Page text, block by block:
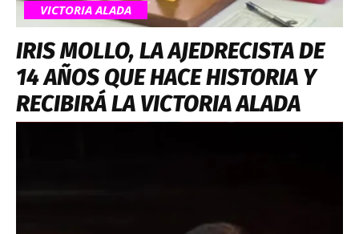
VICTORIA ALADA
IRIS MOLLO, LA AJEDRECISTA DE
14 AÑOS QUE HACE HISTORIA Y
RECIBIRÁ LA VICTORIA ALADA